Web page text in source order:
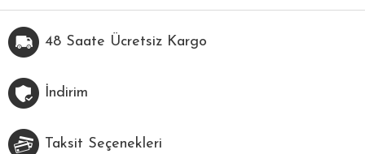
48 Saate Ücretsiz Kargo
İndirim
Taksit Seçenekleri